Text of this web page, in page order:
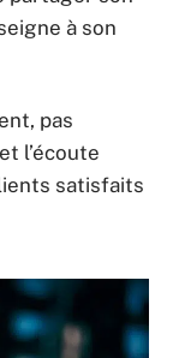
à son
pas
l’écoute
satisfaits